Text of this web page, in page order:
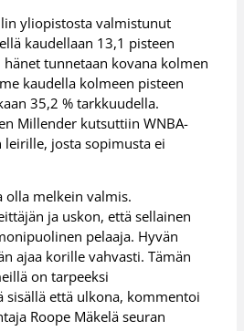
yliopistosta valmistunut
kaudellaan 13,1 pisteen
tunnetaan kovana kolmen
kaudella kolmeen pisteen
35,2 % tarkkuudella.
Millender kutsuttiin WNBA-
leirille, josta sopimusta ei
olla melkein valmis.
ja uskon, että sellainen
pelaaja. Hyvän
ajaa korille vahvasti. Tämän
on tarpeeksi
sisällä että ulkona, kommentoi
Roope Mäkelä seuran